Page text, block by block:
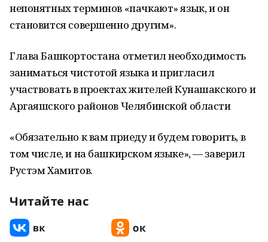
непонятных терминов «пачкают» язык, и он
становится совершенно другим».
Глава Башкортостана отметил необходимость
заниматься чистотой языка и пригласил
участвовать в проектах жителей Кунашакского и
Аргаяшского районов Челябинской области
«Обязательно к вам приеду и будем говорить, в
том числе, и на башкирском языке», — заверил
Рустэм Хамитов.
Читайте нас